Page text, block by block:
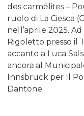
des carmélites –
ruolo di La Ciesca
nell’aprile 2025.
Rigoletto presso il
accanto a Luca
ancora al
Innsbruck per Il
Dantone.